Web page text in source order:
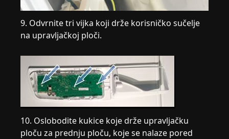
9. Odvrnite tri vijka koji drže korisničko sučelje
na upravljačkoj ploči.
10. Oslobodite kukice koje drže upravljačku
ploču za prednju ploču, koje se nalaze pored